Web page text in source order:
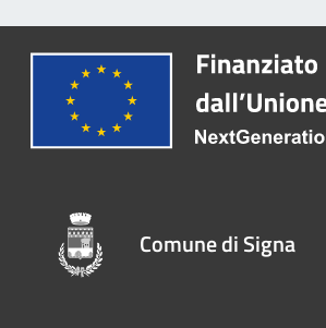
Comune di Signa